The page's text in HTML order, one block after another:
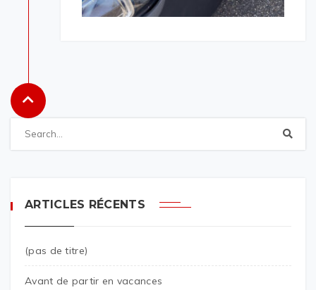
ARTICLES RÉCENTS
(pas de titre)
Avant de partir en vacances